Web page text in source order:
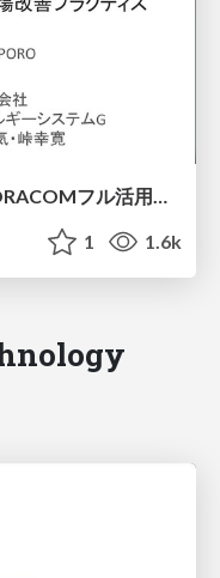
リアルインフラエンジニアのSORACOMフル活用による現場改善プラクティス.pdf
1 1.6k